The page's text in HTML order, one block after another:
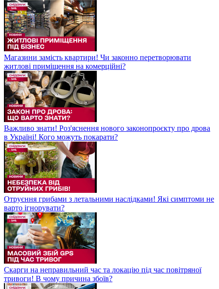
Магазини замість квартири! Чи законно перетворювати
житлові приміщення на комерційні?
Важливо знати! Роз'яснення нового законопроєкту про дрова
в Україні! Кого можуть покарати?
Отруєння грибами з летальними наслідками! Які симптоми не
варто ігнорувати?
Скарги на неправильний час та локацію під час повітряної
тривоги! В чому причина збоїв?